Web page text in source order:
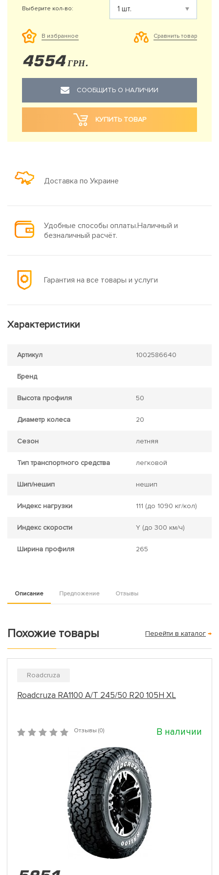
Выберите кол-во:
В избранное Сравнить товар
4554 ГРН.
СООБЩИТЬ О НАЛИЧИИ
КУПИТЬ ТОВАР
Доставка по Украине
Удобные способы оплаты.Наличный и
безналичный расчёт.
Гарантия на все товары и услуги
Характеристики
Артикул 1002586640
Бренд
Высота профиля 50
Диаметр колеса 20
Сезон летняя
Тип транспортного средства легковой
Шип/нешип нешип
Индекс нагрузки 111 (до 1090 кг/кол)
Индекс скорости Y (до 300 км/ч)
Ширина профиля 265
Описание Предложение Отзывы
Похожие товары Перейти в каталог →
Roadcruza
Roadcruza RA1100 A/T 245/50 R20 105H XL
Отзывы (0) В наличии